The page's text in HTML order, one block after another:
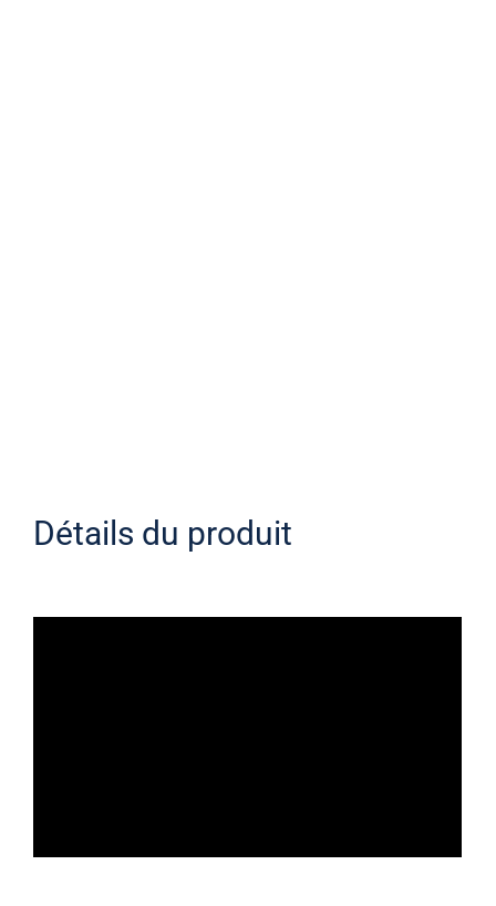
Détails du produit